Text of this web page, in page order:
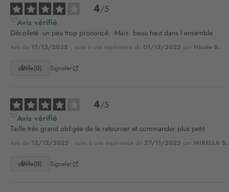
4/5
Avis vérifié
Décolleté  un peu trop prononcé.  Mais  beau haut dans l ensemble
Avis du 17/12/2025 , suite à une expérience du 01/12/2025 par Nicole B.
Utile(0) Signaler
4/5
Avis vérifié
Taille très grand obligée de le retourner et commander plus petit
Avis du 12/12/2025 , suite à une expérience du 27/11/2025 par MIRELLA S.
Utile(0) Signaler